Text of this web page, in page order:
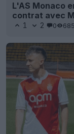
L'AS Monaco
contrat avec
1 2 0 685